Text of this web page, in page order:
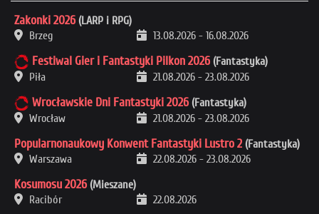
Zakonki 2026 (LARP i RPG)
Brzeg
13.08.2026 - 16.08.2026
Festiwal Gier i Fantastyki Pilkon 2026 (Fantastyka)
Piła
21.08.2026 - 23.08.2026
Wrocławskie Dni Fantastyki 2026 (Fantastyka)
Wrocław
21.08.2026 - 23.08.2026
Popularnonaukowy Konwent Fantastyki Lustro 2 (Fantastyka)
Warszawa
22.08.2026 - 23.08.2026
Kosumosu 2026 (Mieszane)
Racibór
22.08.2026